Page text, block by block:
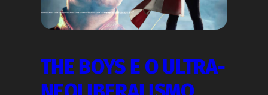
THE BOYS E O ULTRA-